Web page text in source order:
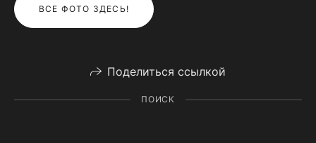
ВСЕ ФОТО ЗДЕСЬ!
Поделиться ссылкой
ПОИСК